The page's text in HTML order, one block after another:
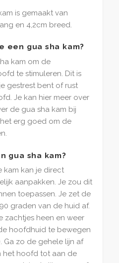
is gemaakt van
en 4,2cm breed.
een gua sha kam?
kam om de
te stimuleren. Dit is
gestrest bent of rust
Je kan hier meer over
de gua sha kam bij
erg goed om de
gua sha kam?
kam kan je direct
aanpakken. Je zou dit
toepassen. Je zet de
graden van de huid af.
zachtjes heen en weer
hoofdhuid te bewegen
Ga zo de gehele lijn af
het hoofd tot aan de